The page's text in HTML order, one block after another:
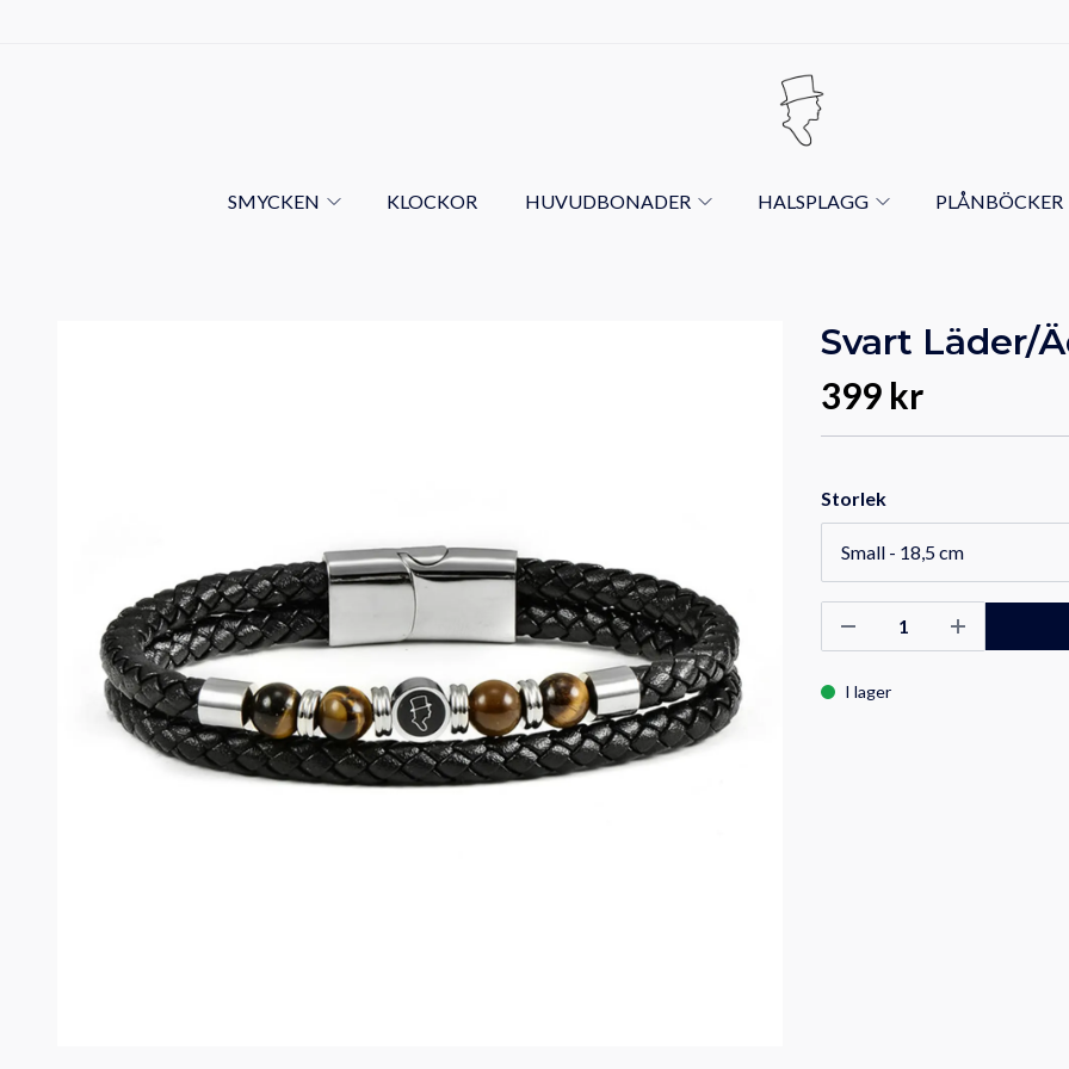
SMYCKEN KLOCKOR HUVUDBONADER HALSPLAGG PLÅNBÖCKER
Svart Läder/
399 kr
Storlek
I lager